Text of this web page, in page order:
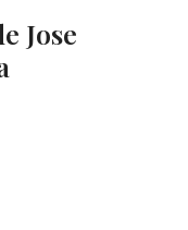
Jose